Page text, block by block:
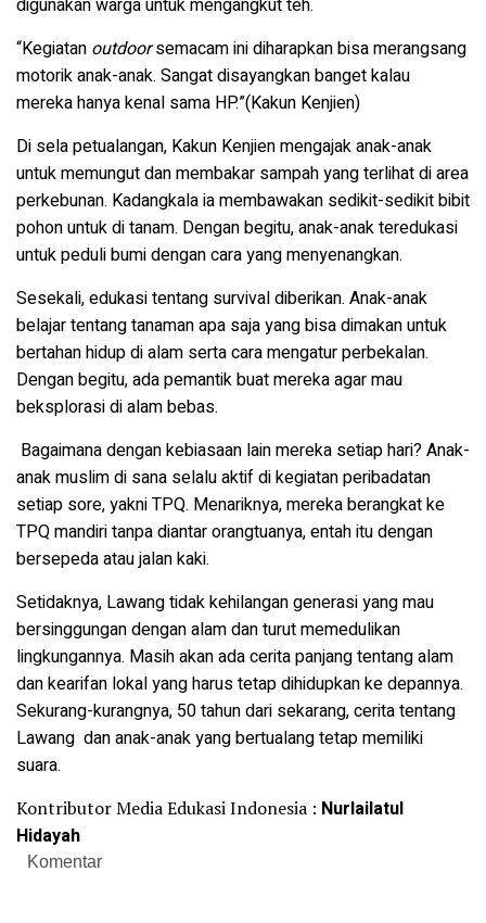
“Kegiatan outdoorsemacam ini diharapkan bisa merangsang
motorik anak-anak. Sangat disayangkan banget kalau
mereka hanya kenal sama HP.”(Kakun Kenjien)
Di sela petualangan, Kakun Kenjien mengajak anak-anak
untuk memungut dan membakar sampah yang terlihat di area
perkebunan. Kadangkala ia membawakan sedikit-sedikit bibit
pohon untuk di tanam. Dengan begitu, anak-anak teredukasi
untuk peduli bumi dengan cara yang menyenangkan.
Sesekali, edukasi tentang survival diberikan. Anak-anak
belajar tentang tanaman apa saja yang bisa dimakan untuk
bertahan hidup di alam serta cara mengatur perbekalan.
Dengan begitu, ada pemantik buat mereka agar mau
beksplorasi di alam bebas.
Bagaimana dengan kebiasaan lain mereka setiap hari? Anak-
anak muslim di sana selalu aktif di kegiatan peribadatan
setiap sore, yakni TPQ. Menariknya, mereka berangkat ke
TPQ mandiri tanpa diantar orangtuanya, entah itu dengan
bersepeda atau jalan kaki.
Setidaknya, Lawang tidak kehilangan generasi yang mau
bersinggungan dengan alam dan turut memedulikan
lingkungannya. Masih akan ada cerita panjang tentang alam
dan kearifan lokal yang harus tetap dihidupkan ke depannya.
Sekurang-kurangnya, 50 tahun dari sekarang, cerita tentang
Lawang dan anak-anak yang bertualang tetap memiliki
suara.
Kontributor Media Edukasi Indonesia : Nurlailatul
Hidayah
Komentar